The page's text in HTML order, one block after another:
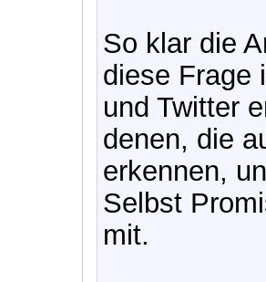
So klar die
diese Frage
und Twitter
denen, die
erkennen,
Selbst
mit.